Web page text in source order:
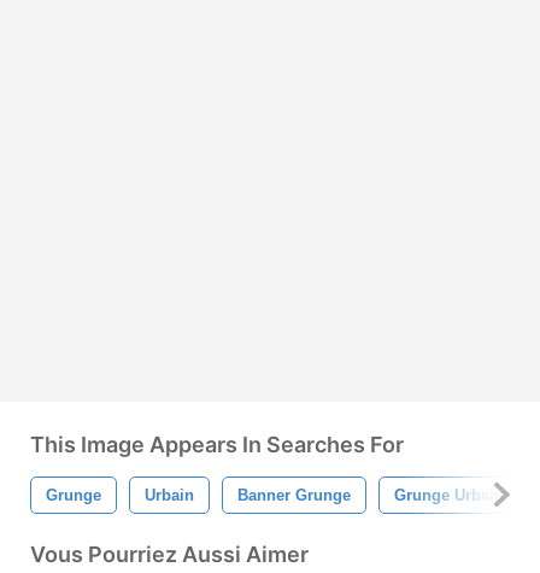
This Image Appears In Searches For
Grunge Urbain Banner Grunge Grunge Urbain
Vous Pourriez Aussi Aimer